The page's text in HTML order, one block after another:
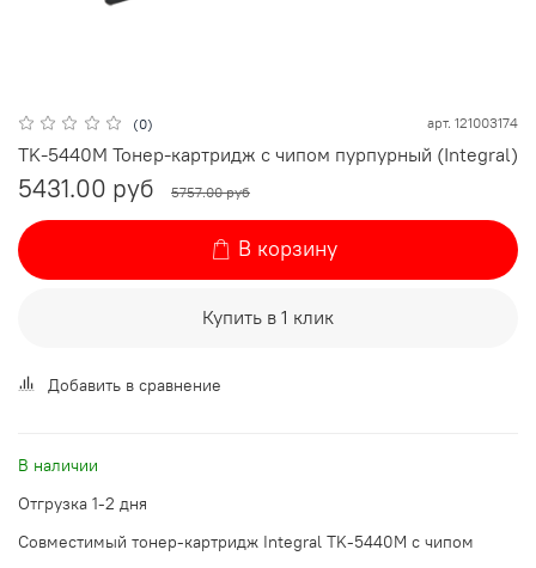
(0) арт. 121003174
TK-5440M Тонер-картридж с чипом пурпурный (Integral)
5431.00 руб 5757.00 руб
В корзину
Купить в 1 клик
Добавить в сравнение
В наличии
Отгрузка 1-2 дня
Совместимый тонер-картридж Integral TK-5440M с чипом